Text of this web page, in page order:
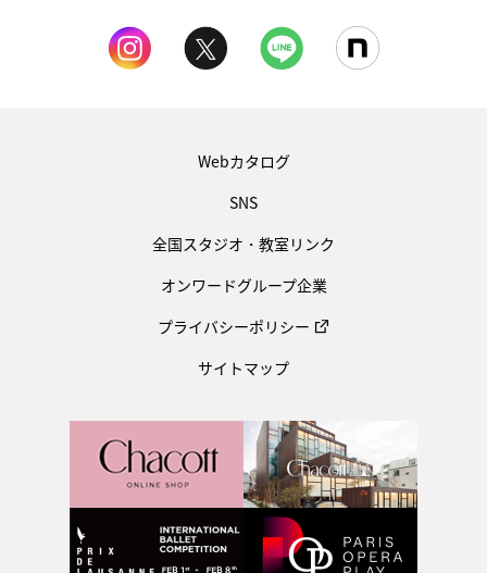
Webカタログ
SNS
全国スタジオ・教室リンク
オンワードグループ企業
プライバシーポリシー
サイトマップ